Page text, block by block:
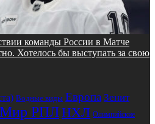
команды России в Матче
Хотелось бы выступать за свою
Водные виды Европа Зенит
Мир РПЛНХЛ Олимпийские